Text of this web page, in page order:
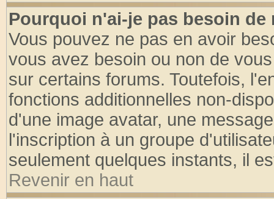
Pourquoi n'ai-je pas besoin de
Vous pouvez ne pas en avoir
vous avez besoin ou non de
sur certains forums. Toutefois,
fonctions additionnelles non-
d'une image avatar, une
l'inscription à un groupe
seulement quelques instants, il
Revenir en haut